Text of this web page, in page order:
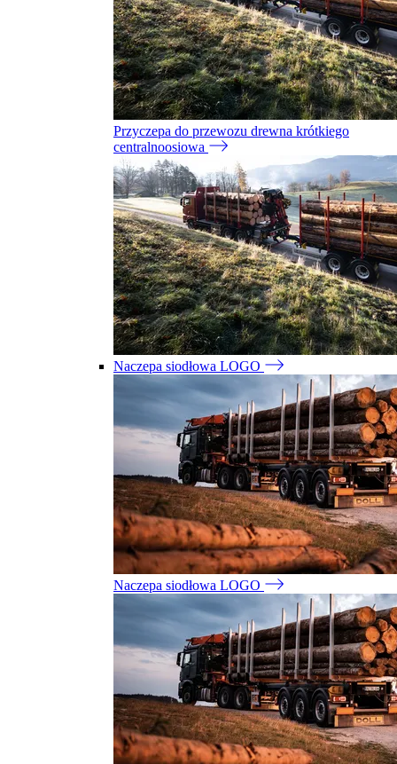
Przyczepa do przewozu drewna krótkiego
centralnoosiowa
Naczepa siodłowa LOGO
Naczepa siodłowa LOGO